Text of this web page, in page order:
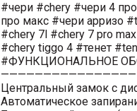
#чери #chery #чери 4
про макс #чери арризо
#chery 7l #chery 7 pro
#chery tiggo 4 #тенет
#ФУНКЦИОНАЛЬНОЕ
Центральный замок с
Автоматическое